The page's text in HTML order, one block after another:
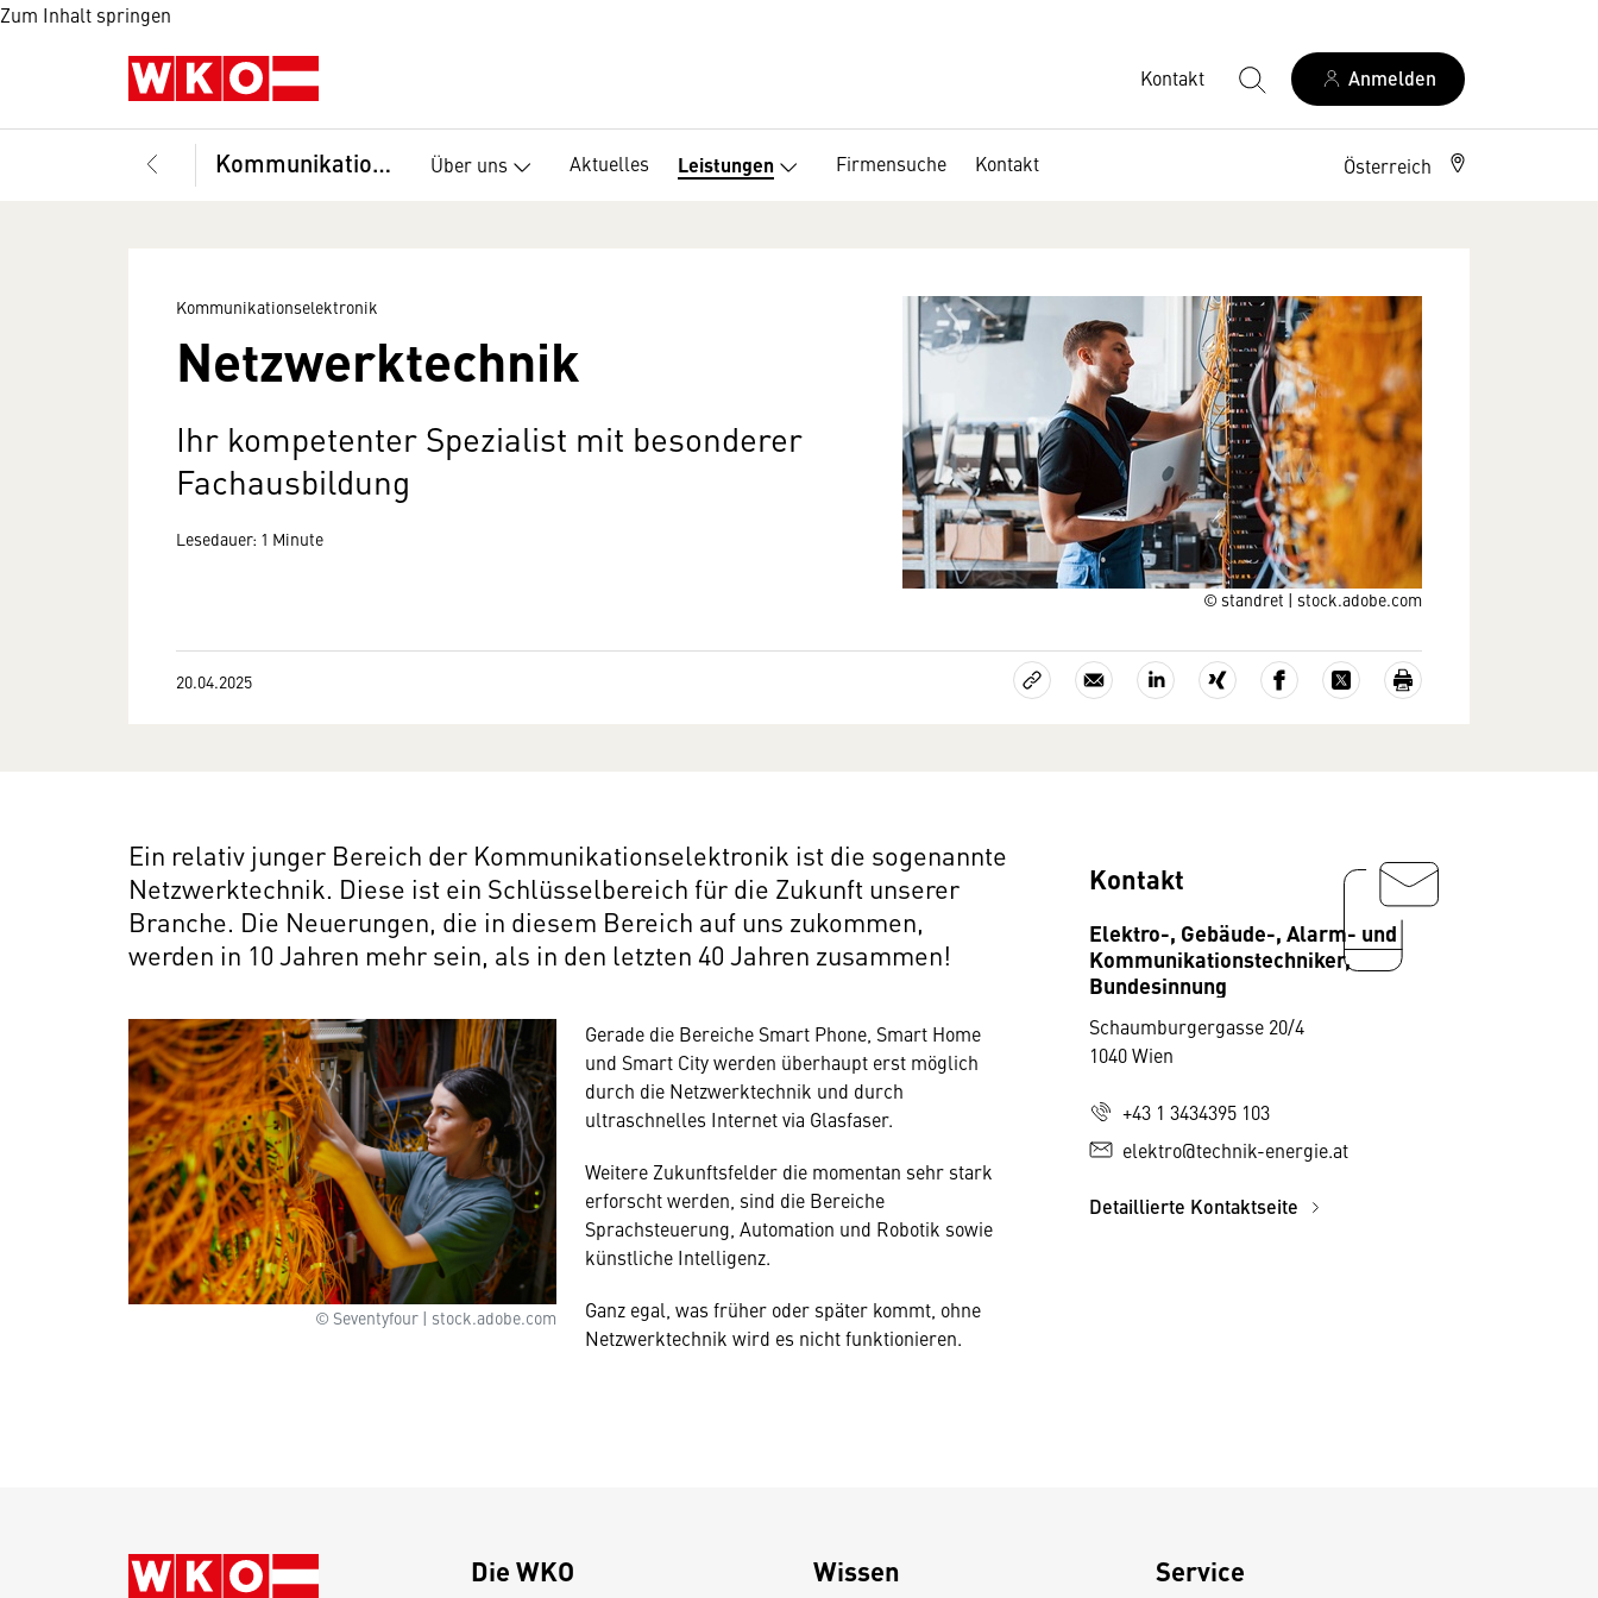
Zum Inhalt springen
Kontakt Anmelden
Kommunikationselektronik Über uns Aktuelles Leistungen Firmensuche Kontakt Österreich
© standret | stock.adobe.com
Kommunikationselektronik
Netzwerktechnik
Ihr kompetenter Spezialist mit besonderer
Fachausbildung
Lesedauer: 1 Minute
20.04.2025
Ein relativ junger Bereich der Kommunikationselektronik ist die sogenannte
Netzwerktechnik. Diese ist ein Schlüsselbereich für die Zukunft unserer
Branche. Die Neuerungen, die in diesem Bereich auf uns zukommen,
werden in 10 Jahren mehr sein, als in den letzten 40 Jahren zusammen!
© Seventyfour | stock.adobe.com
Gerade die Bereiche Smart Phone, Smart Home
und Smart City werden überhaupt erst möglich
durch die Netzwerktechnik und durch
ultraschnelles Internet via Glasfaser.
Weitere Zukunftsfelder die momentan sehr stark
erforscht werden, sind die Bereiche
Sprachsteuerung, Automation und Robotik sowie
künstliche Intelligenz.
Ganz egal, was früher oder später kommt, ohne
Netzwerktechnik wird es nicht funktionieren.
Kontakt
Elektro-, Gebäude-, Alarm- und
Kommunikationstechniker,
Bundesinnung
Schaumburgergasse 20/4
1040 Wien
+43 1 3434395 103
elektro@technik-energie.at
Detaillierte Kontaktseite
Die WKO Wissen Service